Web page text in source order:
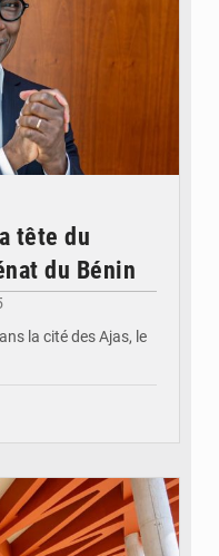
tête du
du Bénin
la cité des Ajas, le